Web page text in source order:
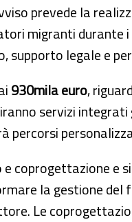
prevede la
migranti durante
supporto legale e
930mila euro,
servizi
percorsi
coprogettazione e
la gestione
Le